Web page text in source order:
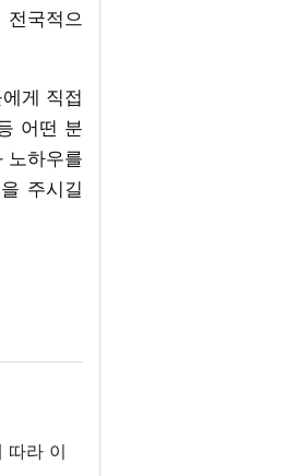
국적으
게 직접
어떤 분
노하우를
주시길
따라 이